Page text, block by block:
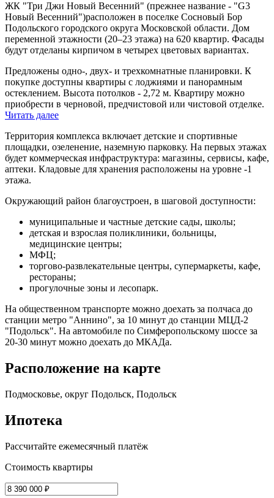
ЖК "Три Джи Новый Весенний" (прежнее название - "G3
Новый Весенний")расположен в поселке Сосновый Бор
Подольского городского округа Московской области. Дом
переменной этажности (20–23 этажа) на 620 квартир. Фасады
будут отделаны кирпичом в четырех цветовых вариантах.
Предложены одно-, двух- и трехкомнатные планировки. К
покупке доступны квартиры с лоджиями и панорамным
остеклением. Высота потолков - 2,72 м. Квартиру можно
приобрести в черновой, предчистовой или чистовой отделке.
Читать далее
Территория комплекса включает детские и спортивные
площадки, озеленение, наземную парковку. На первых этажах
будет коммерческая инфраструктура: магазины, сервисы, кафе,
аптеки. Кладовые для хранения расположены на уровне -1
этажа.
Окружающий район благоустроен, в шаговой доступности:
муниципальные и частные детские сады, школы;
детская и взрослая поликлиники, больницы,
медицинские центры;
МФЦ;
торгово-развлекательные центры, супермаркеты, кафе,
рестораны;
прогулочные зоны и лесопарк.
На общественном транспорте можно доехать за полчаса до
станции метро "Аннино", за 10 минут до станции МЦД-2
"Подольск". На автомобиле по Симферопольскому шоссе за
20-30 минут можно доехать до МКАДа.
Расположение на карте
Подмосковье, округ Подольск, Подольск
Ипотека
Рассчитайте ежемесячный платёж
Стоимость квартиры